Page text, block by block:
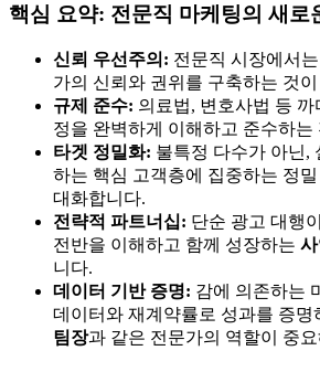
핵심 요약: 전문직 마케팅의 새로
신뢰 우선주의: 전문직 시장에서
가의 신뢰와 권위를 구축하는 것
규제 준수: 의료법, 변호사법 등
정을 완벽하게 이해하고 준수하는
타겟 정밀화: 불특정 다수가 아닌,
하는 핵심 고객층에 집중하는 정
대화합니다.
전략적 파트너십: 단순 광고 대행
전반을 이해하고 함께 성장하는
니다.
데이터 기반 증명: 감에 의존하는
데이터와 재계약률로 성과를 증명
팀장과 같은 전문가의 역할이 중